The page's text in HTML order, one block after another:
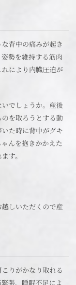
背中の痛みが起き
勢を維持する筋肉
により内臓圧迫が
でしょうか。産後
を取ろうとする動
た時に背中がグキ
んを抱きかかえた
す。
しいただくので産
りがかなり取れる
張、睡眠不足によ